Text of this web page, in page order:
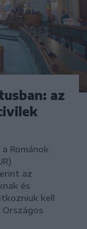
az
Románok
az
és
kell